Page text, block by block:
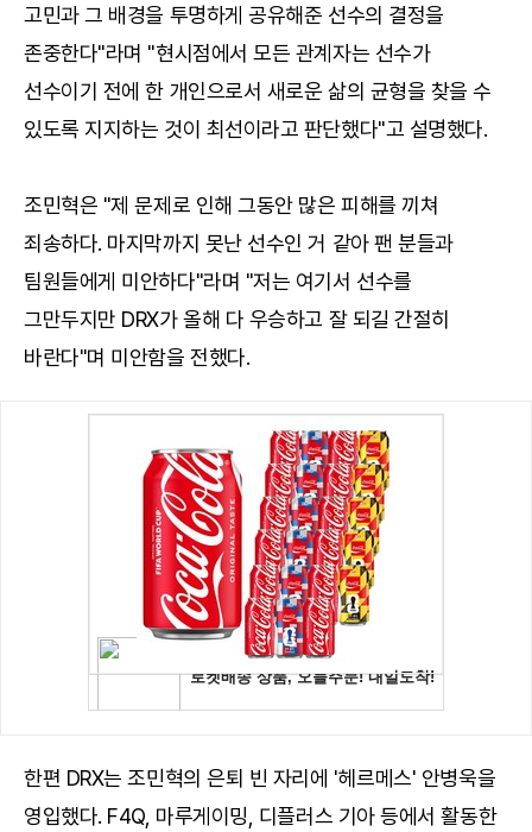
고민과 그 배경을 투명하게 공유해준 선수의 결정을
존중한다"라며 "현시점에서 모든 관계자는 선수가
선수이기 전에 한 개인으로서 새로운 삶의 균형을 찾을 수
있도록 지지하는 것이 최선이라고 판단했다"고 설명했다.
조민혁은 "제 문제로 인해 그동안 많은 피해를 끼쳐
죄송하다. 마지막까지 못난 선수인 거 같아 팬 분들과
팀원들에게 미안하다"라며 "저는 여기서 선수를
그만두지만 DRX가 올해 다 우승하고 잘 되길 간절히
바란다"며 미안함을 전했다.
한편 DRX는 조민혁의 은퇴 빈 자리에 '헤르메스' 안병욱을
영입했다. F4Q, 마루게이밍, 디플러스 기아 등에서 활동한